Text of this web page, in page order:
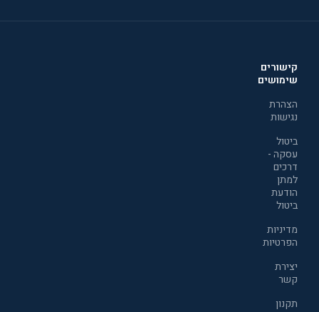
קישורים
שימושים
הצהרת
נגישות
ביטול
עסקה -
דרכים
למתן
הודעת
ביטול
מדיניות
הפרטיות
יצירת
קשר
תקנון